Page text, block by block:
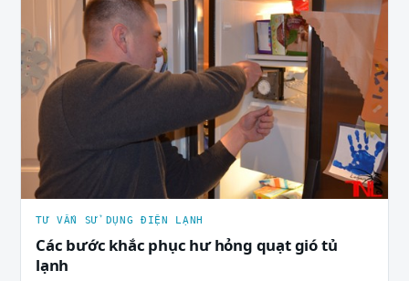
TƯ VẤN SỬ DỤNG ĐIỆN LẠNH
Các bước khắc phục hư hỏng quạt gió tủ
lạnh